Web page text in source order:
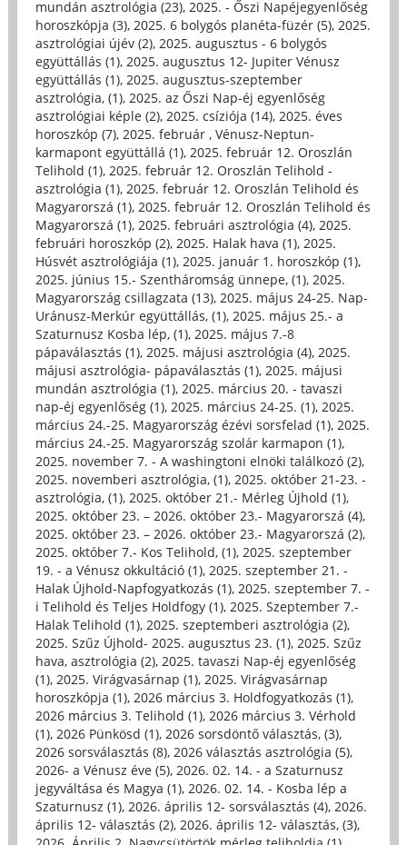
mundán asztrológia (23), 2025. - Őszi Napéjegyenlőség
horoszkópja (3), 2025. 6 bolygós planéta-füzér (5), 2025.
asztrológiai újév (2), 2025. augusztus - 6 bolygós
együttállás (1), 2025. augusztus 12- Jupiter Vénusz
együttállás (1), 2025. augusztus-szeptember
asztrológia, (1), 2025. az Őszi Nap-éj egyenlőség
asztrológiai képle (2), 2025. csíziója (14), 2025. éves
horoszkóp (7), 2025. február , Vénusz-Neptun-
karmapont együttállá (1), 2025. február 12. Oroszlán
Telihold (1), 2025. február 12. Oroszlán Telihold -
asztrológia (1), 2025. február 12. Oroszlán Telihold és
Magyarorszá (1), 2025. február 12. Oroszlán Telihold és
Magyarorszá (1), 2025. februári asztrológia (4), 2025.
februári horoszkóp (2), 2025. Halak hava (1), 2025.
Húsvét asztrológiája (1), 2025. január 1. horoszkóp (1),
2025. június 15.- Szentháromság ünnepe, (1), 2025.
Magyarország csillagzata (13), 2025. május 24-25. Nap-
Uránusz-Merkúr együttállás, (1), 2025. május 25.- a
Szaturnusz Kosba lép, (1), 2025. május 7.-8
pápaválasztás (1), 2025. májusi asztrológia (4), 2025.
májusi asztrológia- pápaválasztás (1), 2025. májusi
mundán asztrológia (1), 2025. március 20. - tavaszi
nap-éj egyenlőség (1), 2025. március 24-25. (1), 2025.
március 24.-25. Magyarország ézévi sorsfelad (1), 2025.
március 24.-25. Magyarország szolár karmapon (1),
2025. november 7. - A washingtoni elnöki találkozó (2),
2025. novemberi asztrológia, (1), 2025. október 21-23. -
asztrológia, (1), 2025. október 21.- Mérleg Újhold (1),
2025. október 23. – 2026. október 23.- Magyarorszá (4),
2025. október 23. – 2026. október 23.- Magyarorszá (2),
2025. október 7.- Kos Telihold, (1), 2025. szeptember
19. - a Vénusz okkultáció (1), 2025. szeptember 21. -
Halak Újhold-Napfogyatkozás (1), 2025. szeptember 7. -
i Telihold és Teljes Holdfogy (1), 2025. Szeptember 7.-
Halak Telihold (1), 2025. szeptemberi asztrológia (2),
2025. Szűz Újhold- 2025. augusztus 23. (1), 2025. Szűz
hava, asztrológia (2), 2025. tavaszi Nap-éj egyenlőség
(1), 2025. Virágvasárnap (1), 2025. Virágvasárnap
horoszkópja (1), 2026 március 3. Holdfogyatkozás (1),
2026 március 3. Telihold (1), 2026 március 3. Vérhold
(1), 2026 Pünkösd (1), 2026 sorsdöntő választás, (3),
2026 sorsválasztás (8), 2026 választás asztrológia (5),
2026- a Vénusz éve (5), 2026. 02. 14. - a Szaturnusz
jegyváltása és Magya (1), 2026. 02. 14. - Kosba lép a
Szaturnusz (1), 2026. április 12- sorsválasztás (4), 2026.
április 12- választás (2), 2026. április 12- választás, (3),